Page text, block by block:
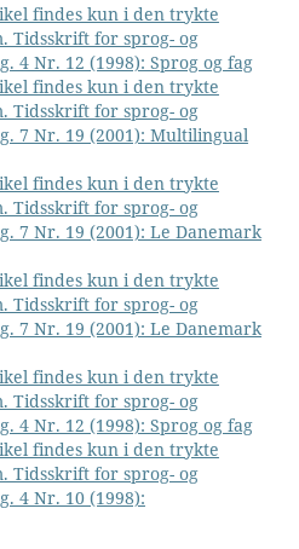
findes kun i den trykte
Tidsskrift for sprog- og
4 Nr. 12 (1998): Sprog og fag
findes kun i den trykte
Tidsskrift for sprog- og
7 Nr. 19 (2001): Multilingual
findes kun i den trykte
Tidsskrift for sprog- og
7 Nr. 19 (2001): Le Danemark
findes kun i den trykte
Tidsskrift for sprog- og
7 Nr. 19 (2001): Le Danemark
findes kun i den trykte
Tidsskrift for sprog- og
4 Nr. 12 (1998): Sprog og fag
findes kun i den trykte
Tidsskrift for sprog- og
4 Nr. 10 (1998):